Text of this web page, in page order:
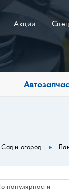
Акции
Сад и огород